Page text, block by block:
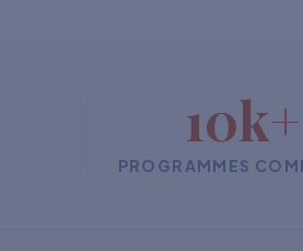
10k+
PROGRAMMES